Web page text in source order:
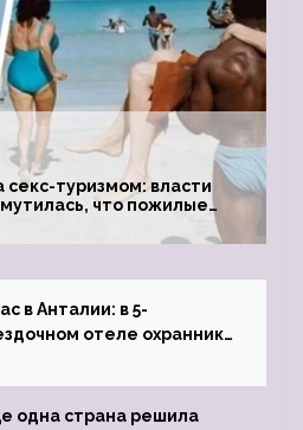
секс-туризмом: власти
что пожилые
едут к ним, чтобы
любовниками
в Анталии: в 5-
отеле охранник
одна страна решила